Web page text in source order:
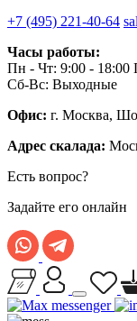
+7 (495) 221-40-64
Часы работы:
Пн - Чт: 9:00 - 18:00
Сб-Вс: Выходные
Офис: г. Москва,
Адрес скалада:
Есть вопрос?
Задайте его онлайн